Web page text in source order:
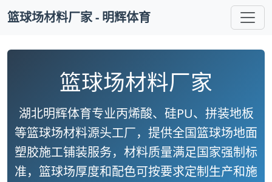
篮球场材料厂家 - 明辉体育
篮球场材料厂家
湖北明辉体育专业丙烯酸、硅PU、拼装地板
等篮球场材料源头工厂，提供全国篮球场地面
塑胶施工铺装服务，材料质量满足国家强制标
准，篮球场厚度和配色可按要求定制生产和施